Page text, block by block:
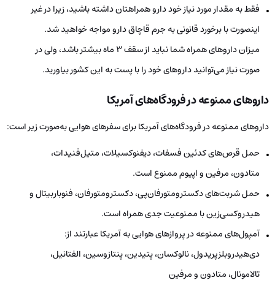
فقط به مقدار مورد نیاز خود دارو همراهتان داشته باشید، زیرا در غیر
اینصورت با برخورد قانونی به جرم قاچاق دارو مواجه خواهید شد.
میزان داروهای همراه شما نباید از سقف 3 ماه بیشتر باشد، ولی در
صورت نیاز می‌توانید داروهای خود را با پست به این کشور بیاورید.
داروهای ممنوعه در فرودگاه‌های آمریکا
داروهای ممنوعه در فرودگاه‌های آمریکا برای سفرهای هوایی به‌صورت زیر است:
حمل قرص‌های کدئین فسفات، دیفنوکسیلات، متیل‌فنیدات،
متادون، مرفین و اپیوم ممنوع است.
حمل شربت‌های دکسترومتورفان‌پی، دکسترومتورفان، فنوباربیتال و
هیدروکسی‌زین با ممنوعیت جدی همراه است.
آمپول‌های ممنوعه در پروازهای هوایی به آمریکا عبارتند از:
دی‌هیدروبلزپریدول، نالوکسان، پتیدین، پنتازوسین، الفتانیل،
تالامونال، متادون و مرفین